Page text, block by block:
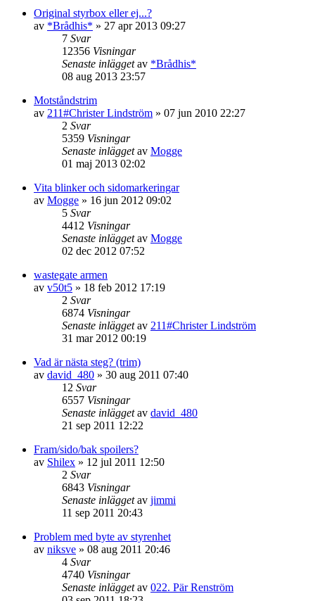
Original styrbox eller ej...?
av *Brådhis* » 27 apr 2013 09:27
7 Svar
12356 Visningar
Senaste inläggetav *Brådhis*
08 aug 2013 23:57
Motståndstrim
av 211#Christer Lindström » 07 jun 2010 22:27
2 Svar
5359 Visningar
Senaste inläggetav Mogge
01 maj 2013 02:02
Vita blinker och sidomarkeringar
av Mogge » 16 jun 2012 09:02
5 Svar
4412 Visningar
Senaste inläggetav Mogge
02 dec 2012 07:52
wastegate armen
av v50t5 » 18 feb 2012 17:19
2 Svar
6874 Visningar
Senaste inläggetav 211#Christer Lindström
31 mar 2012 00:19
Vad är nästa steg? (trim)
av david_480 » 30 aug 2011 07:40
12 Svar
6557 Visningar
Senaste inläggetav david_480
21 sep 2011 12:22
Fram/sido/bak spoilers?
av Shilex » 12 jul 2011 12:50
2 Svar
6843 Visningar
Senaste inläggetav jimmi
11 sep 2011 20:43
Problem med byte av styrenhet
av niksve » 08 aug 2011 20:46
4 Svar
4740 Visningar
Senaste inläggetav 022. Pär Renström